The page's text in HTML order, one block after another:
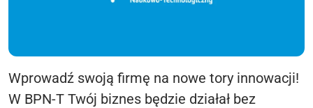
Wprowadź swoją firmę na nowe tory innowacji!
W BPN-T Twój biznes będzie działał bez